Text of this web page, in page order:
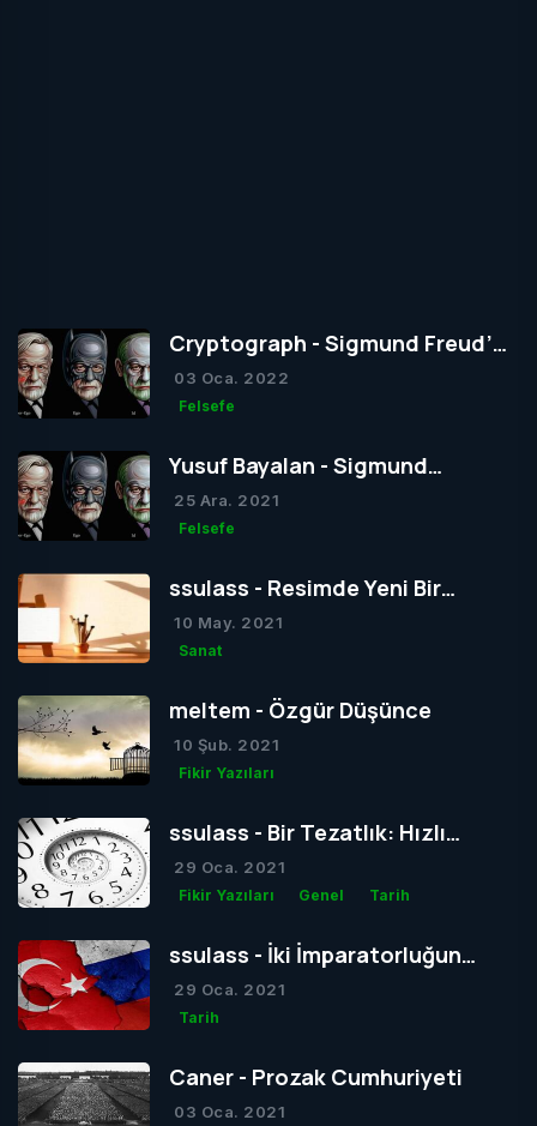
Cryptograph - Sigmund Freud’un
Yapısal Kuramı
03 Oca. 2022
Felsefe
Yusuf Bayalan - Sigmund
Freud’un Yapısal Kuramı
25 Ara. 2021
Felsefe
ssulass - Resimde Yeni Bir
Dönem mi Yoksa Bir Dönemin
Sonu mu?
10 May. 2021
Sanat
meltem - Özgür Düşünce
10 Şub. 2021
Fikir Yazıları
ssulass - Bir Tezatlık: Hızlı
Yaşam, Yavaş Gelişim
29 Oca. 2021
Fikir Yazıları Genel Tarih
ssulass - İki İmparatorluğun
Çağdaşlığa Giden Yolda
Birbiriyle Olan Gizli Rekabeti
29 Oca. 2021
Tarih
Caner - Prozak Cumhuriyeti
03 Oca. 2021